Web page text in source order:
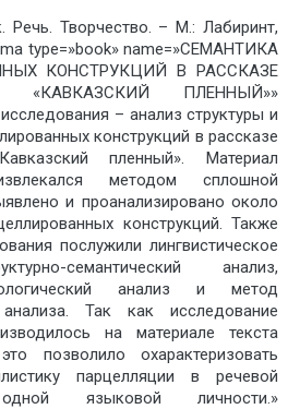
Творчество. – М.: Лабиринт,
type=»book» name=»СЕМАНТИКА
КОНСТРУКЦИЙ В РАССКАЗЕ
ПЛЕННЫЙ»»
– анализ структуры и
конструкций в рассказе
пленный». Материал
методом сплошной
и проанализировано около
конструкций. Также
послужили лингвистическое
семантический анализ,
анализ и метод
анализа. Так как исследование
на материале текста
позволило охарактеризовать
парцелляции в речевой
языковой личности.»